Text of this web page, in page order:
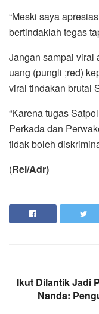
“Meski saya
bertindaklah tegas
Jangan sampai viral
uang (pungli ;red)
viral tindakan brutal
“Karena tugas
Perkada dan
tidak boleh
(Rel/Adr)
Ikut Dilantik Jadi
Nanda: